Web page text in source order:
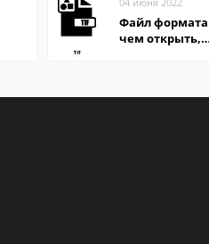
Файл формата
чем открыть,